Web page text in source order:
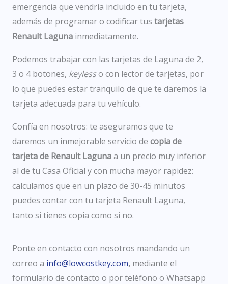
emergencia que vendría incluido en tu tarjeta,
además de programar o codificar tus tarjetas
Renault Laguna inmediatamente.
Podemos trabajar con las tarjetas de Laguna de 2,
3 o 4 botones, keylesso con lector de tarjetas, por
lo que puedes estar tranquilo de que te daremos la
tarjeta adecuada para tu vehículo.
Confía en nosotros: te aseguramos que te
daremos un inmejorable servicio de copia de
tarjeta de Renault Lagunaa un precio muy inferior
al de tu Casa Oficial y con mucha mayor rapidez:
calculamos que en un plazo de 30-45 minutos
puedes contar con tu tarjeta Renault Laguna,
tanto si tienes copia como si no.
Ponte en contacto con nosotros mandando un
correo a info@lowcostkey.com, mediante el
formulario de contacto o por teléfono o Whatsapp